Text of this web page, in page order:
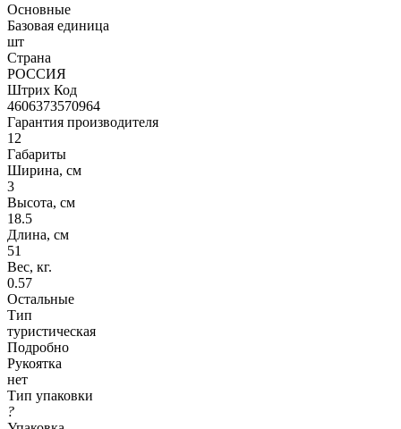
Основные
Базовая единица
шт
Страна
РОССИЯ
Штрих Код
4606373570964
Гарантия производителя
12
Габариты
Ширина, см
3
Высота, см
18.5
Длина, см
51
Вес, кг.
0.57
Остальные
Тип
туристическая
Подробно
Рукоятка
нет
Тип упаковки
?